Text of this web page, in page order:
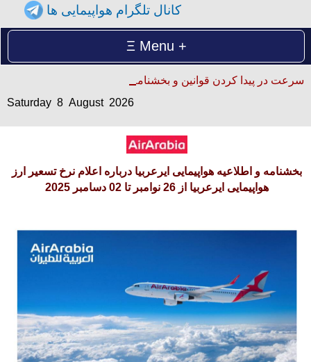
کانال تلگرام هواپیمایی ها
Menu
سرعت در پیدا کردن قوانین و بخشنامه ها
Saturday 8 August 2026
Saturday 8 August 2026
بخشنامه و اطلاعیه هواپیمایی ایرعربیا درباره اعلام نرخ تسعیر ارز
هواپیمایی ایرعربیا از 26 نوامبر تا 02 دسامبر 2025